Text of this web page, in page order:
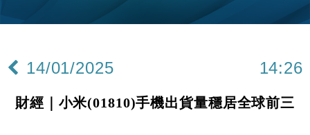
財經｜黑石傳再籌逾360億美元 支援Anthropic租用
18:15
本地｜新世界K11 9月升級會員制度 增鉑金卡級別鎖
17:40
財經｜本港6月零售額連升14個月 珠寶鐘錶銷售升勢
14/01/2025 14:26
財經｜小米(01810)手機出貨量穩居全球前三